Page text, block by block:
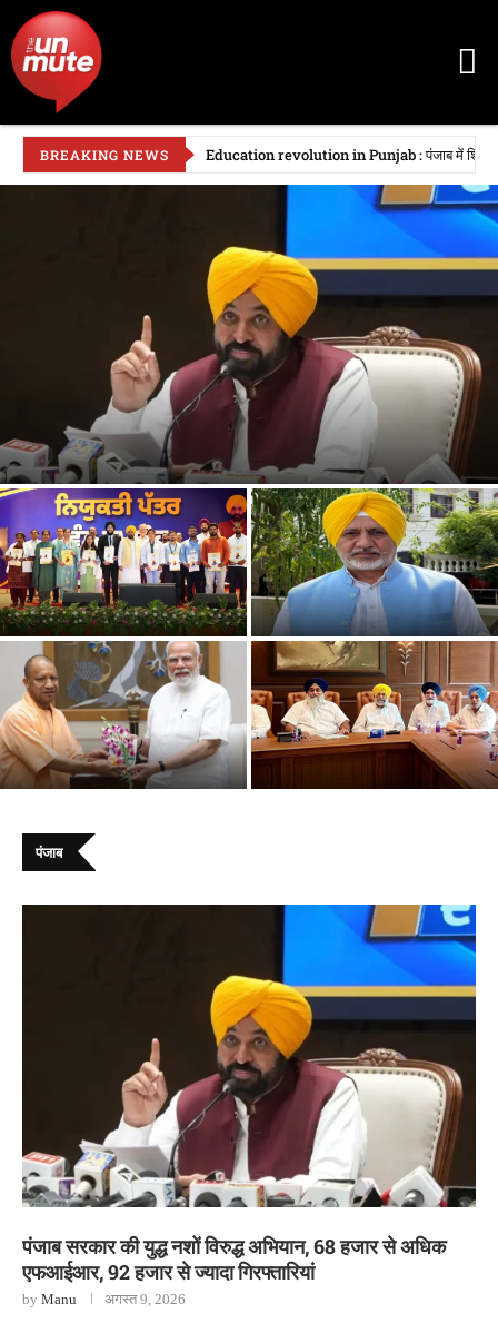
BREAKING NEWS Education revolution in Punjab : पंजाब में शिक्षा
पंजाब सरकार की युद्ध नशों विरुद्ध अभियान, 68 हजार से अधिक एफआईआर,...
ना कैश, ना फरमाइश, मुख्यमंत्री भगवंत सिंह
मान ने 866 नौजवानों को...
अकाली दल अपनी प्रतिष्ठा खो चुकी है, अब
राजनीति में वापसी के...
सीएम योगी आदित्यनाथ ने पीएम मोदी से की
मुलाकात, प्रधानमंत्री आवास पर...
सुखबीर बादल ने परिसीमन प्रस्ताव का किया
समर्थन, PM मोदी से मुलाकात...
पंजाब
पंजाब सरकार की युद्ध नशों विरुद्ध अभियान, 68 हजार से अधिक
एफआईआर, 92 हजार से ज्यादा गिरफ्तारियां
by Manu अगस्त 9, 2026